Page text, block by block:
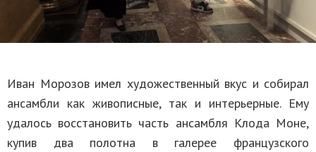
Иван Морозов имел художественный вкус и собирал
ансамбли как живописные, так и интерьерные. Ему
удалось восстановить часть ансамбля Клода Моне,
купив два полотна в галерее французского